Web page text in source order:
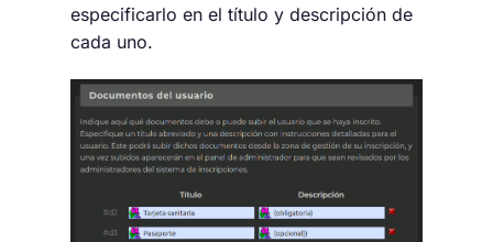
especificarlo en el título y descripción de
cada uno.